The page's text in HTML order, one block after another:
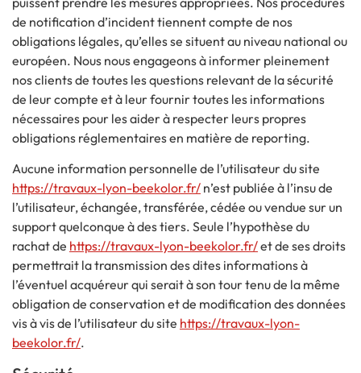
de notification d’incident tiennent compte de nos
obligations légales, qu’elles se situent au niveau national ou
européen. Nous nous engageons à informer pleinement
nos clients de toutes les questions relevant de la sécurité
de leur compte et à leur fournir toutes les informations
nécessaires pour les aider à respecter leurs propres
obligations réglementaires en matière de reporting.
Aucune information personnelle de l’utilisateur du site
https://travaux-lyon-beekolor.fr/ n’est publiée à l’insu de
l’utilisateur, échangée, transférée, cédée ou vendue sur un
support quelconque à des tiers. Seule l’hypothèse du
rachat de https://travaux-lyon-beekolor.fr/et de ses droits
permettrait la transmission des dites informations à
l’éventuel acquéreur qui serait à son tour tenu de la même
obligation de conservation et de modification des données
vis à vis de l’utilisateur du site https://travaux-lyon-
beekolor.fr/.